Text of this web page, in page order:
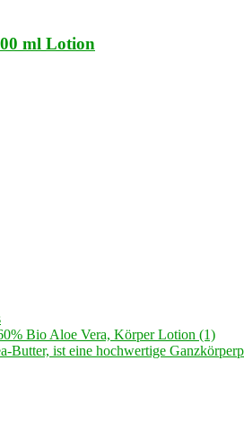
ml Lotion
Bio Aloe Vera, Körper Lotion (1)
ist eine hochwertige